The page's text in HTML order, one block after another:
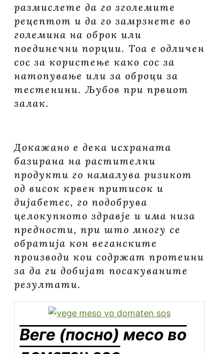
размислете да го зголемите
рецептот и да го замрзнете во
големина на оброк или
поединечни порции. Тоа е одличен
сос за користење како сос за
натопување или за оброци за
тестенини. Љубов при првиот
залак.
Докажано е дека исхраната
базиранa на растителни
продукти го намалува ризикот
од висок крвен притисок и
дијабетес, го подобрува
целокупното здравје и има низа
предности, при што многу се
обратија кон веганските
производи кои содржат протеини
за да ги добијат посакуваните
резултати.
Веге (посно) месо во